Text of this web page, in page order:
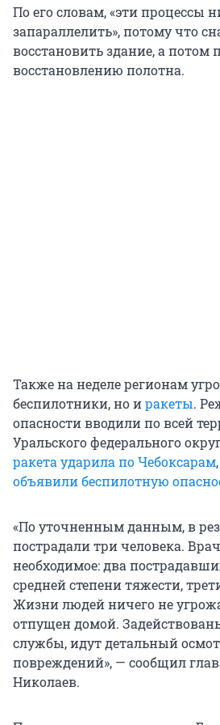
По его словам, «эти процессы
запараллелить», потому что
восстановить здание, а потом
восстановлению полотна.
Также на неделе регионам
беспилотники, но иракеты.
опасности вводили по всей
Уральского федерального
ракета ударила по Чебоксарам
объявили беспилотную
«По уточненным данным, в
пострадали три человека.
необходимое: два
средней степени тяжести,
Жизни людей ничего не
отпущен домой.
службы, идут детальный
повреждений», — сообщил
Николаев.